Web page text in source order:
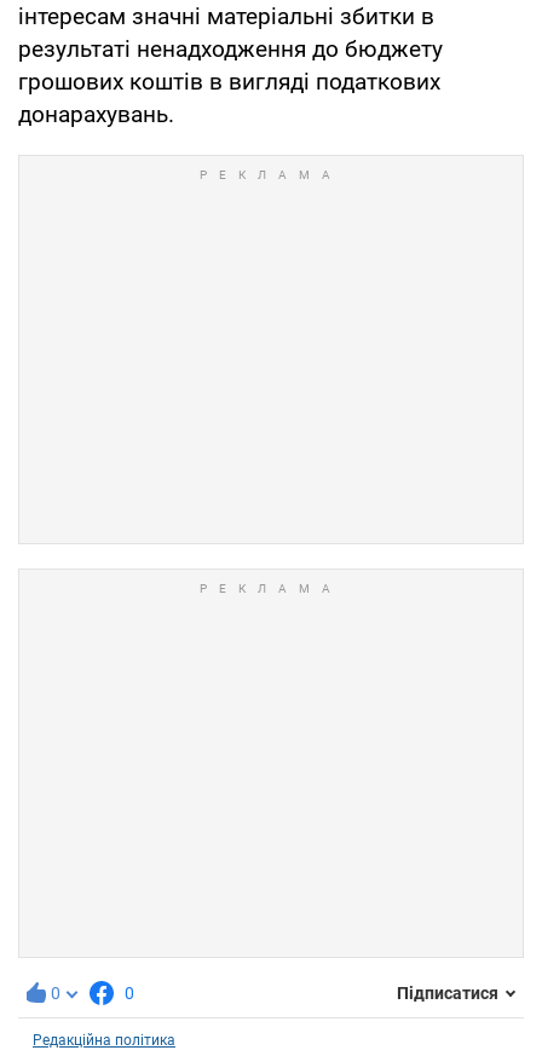
інтересам значні матеріальні збитки в
результаті ненадходження до бюджету
грошових коштів в вигляді податкових
донарахувань.
0 0 Підписатися
Редакційна політика